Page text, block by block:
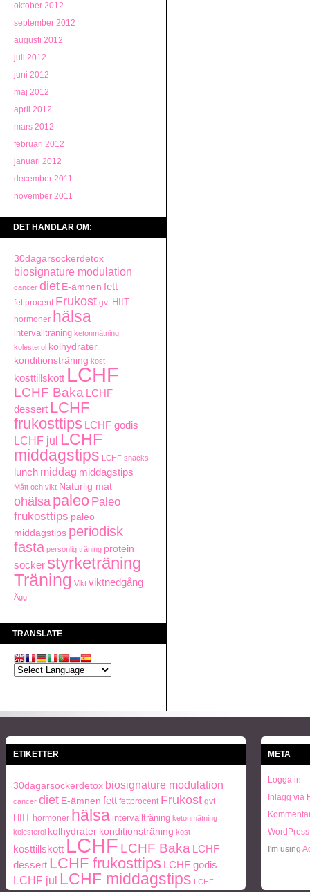
oktober 2012
september 2012
augusti 2012
juli 2012
juni 2012
maj 2012
april 2012
mars 2012
februari 2012
januari 2012
december 2011
november 2011
DET HANDLAR OM:
30dagarsockerdetox
biosignature modulation
cancer diet E-ämnen fett
fettprocent Frukost gvt HIIT
hormoner hälsa
intervallträning ketonmätning
kolesterol kolhydrater
konditionsträning kost
kosttillskott LCHF
LCHF Baka
LCHF
dessert LCHF
frukosttips
LCHF godis
LCHF jul LCHF
middagstips LCHF snacks
lunch middag middagstips
Mått och vikt Naturlig mat
ohälsa paleo Paleo
frukosttips paleo
middagstips periodisk
fasta personlig träning protein
socker styrketräning
Träning Vikt viktnedgång
Ägg
TRANSLATE
ETIKETTER
30dagarsockerdetox biosignature modulation
cancer diet E-ämnen fett fettprocent Frukost gvt
HIIT hormoner hälsa intervallträning ketonmätning
kolesterol kolhydrater konditionsträning kost
kosttillskott LCHF LCHF Baka
LCHF
dessert LCHF frukosttips LCHF godis
LCHF jul LCHF middagstips LCHF
META
Logga in
Inlägg via
I'm using